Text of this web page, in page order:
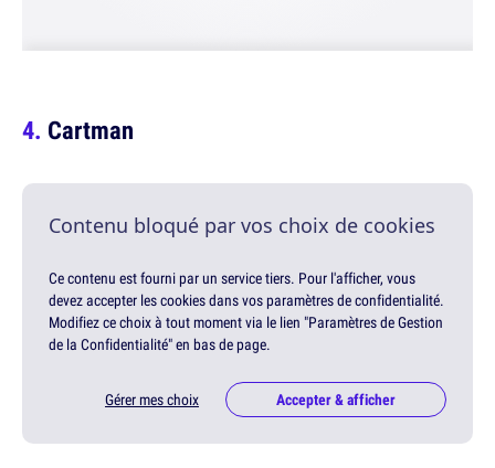
Cartman
Contenu bloqué par vos choix de cookies
Ce contenu est fourni par un service tiers. Pour l'afficher, vous
devez accepter les cookies dans vos paramètres de confidentialité.
Modifiez ce choix à tout moment via le lien "Paramètres de Gestion
de la Confidentialité" en bas de page.
Gérer mes choix Accepter & afficher